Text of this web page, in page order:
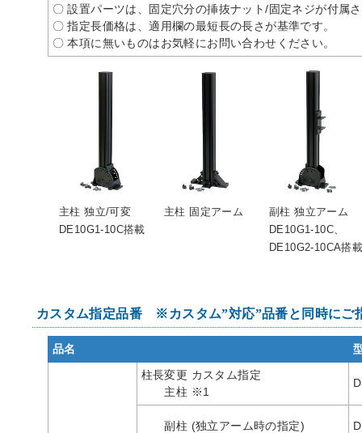
〇 設置パーツは、固定穴分の挿抜ナット/固定ネジが付属
〇 指定長価格は、適用欄の最短長の長さが基準です。
〇 本項に無いものはお気軽にお問い合わせください。
主柱 独立/可変
DE10G1-10C搭載
主柱 固定アーム
副柱 独立アーム
DE10G1-10C、
DE10G2-10CA搭
カスタム指定品番 ※カスタム”対応”品番と同時にご
品名
柱長変更 カスタム指定
主柱 ※1
副柱 (独立アーム時の指定)